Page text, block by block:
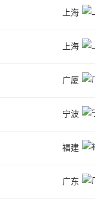
上海
上海
广厦
宁波
福建
广东